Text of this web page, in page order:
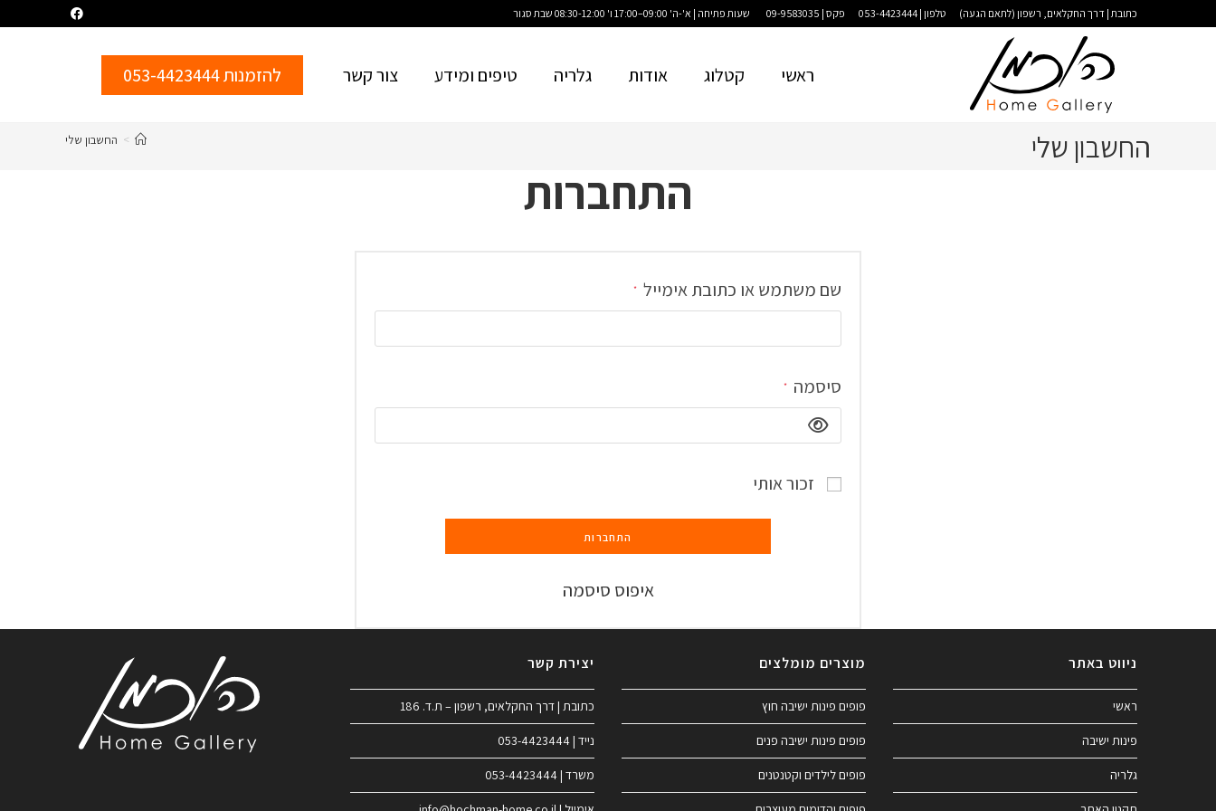
כתובת | דרך החקלאים, רשפון (לתאם הגעה) טלפון | 053-4423444 פקס | 09-9583035 שעות פתיחה | א'-ה' 09:00–17:00 ו' 08:30-12:00 שבת סגור
ראשי קטלוג אודות גלריה טיפים ומידע צור קשר להזמנות 053-4423444
החשבון שלי > החשבון שלי
התחברות
שם משתמש או כתובת אימייל *
סיסמה *
זכור אותי
התחברות
איפוס סיסמה
ניווט באתר
ראשי
פינות ישיבה
גלריה
מוצרים מומלצים
פופים פינות ישיבה חוץ
פופים פינות ישיבה פנים
פופים לילדים וקטנטנים
יצירת קשר
כתובת | דרך החקלאים, רשפון – ת.ד. 186
נייד | 053-4423444
משרד | 053-4423444